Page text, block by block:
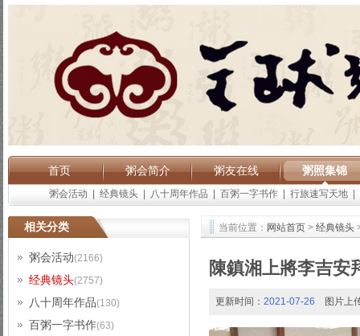
首页 粥会简介 粥友在线 粥照集锦
粥会活动 经典镜头 八十周年作品 百粥一字书作 行旅速写天地
相关分类
粥会活动(2166)
经典镜头(2757)
八十周年作品(130)
百粥一字书作(63)
当前位置： 网站首页 > 经典镜头
陳鎮湘上將李吉安
更新时间： 2021-07-26 图片上